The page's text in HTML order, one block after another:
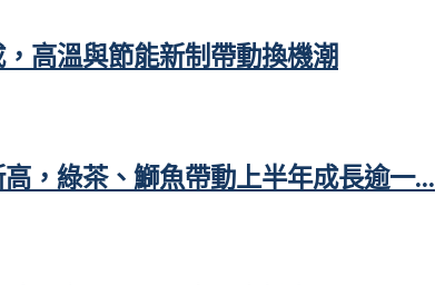
高溫與節能新制帶動換機潮
，綠茶、鰤魚帶動上半年成長逾一...